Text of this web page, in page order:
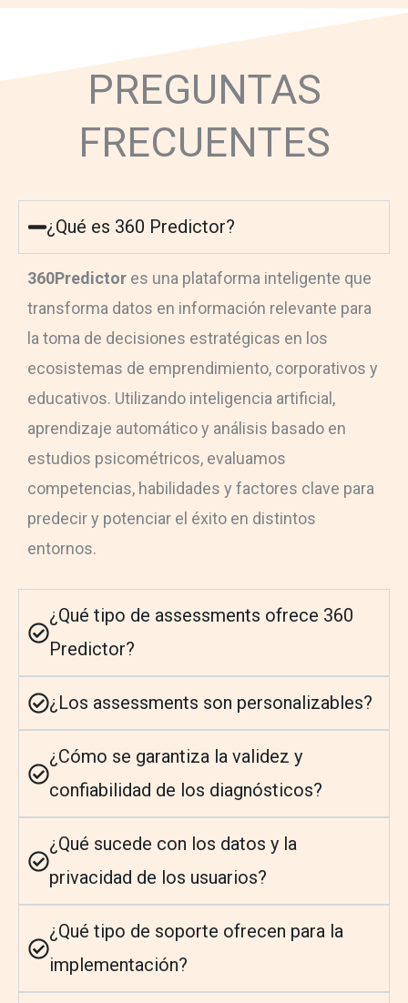
PREGUNTAS
FRECUENTES
¿Qué es 360 Predictor?
360Predictor es una plataforma inteligente que
transforma datos en información relevante para
la toma de decisiones estratégicas en los
ecosistemas de emprendimiento, corporativos y
educativos. Utilizando inteligencia artificial,
aprendizaje automático y análisis basado en
estudios psicométricos, evaluamos
competencias, habilidades y factores clave para
predecir y potenciar el éxito en distintos
entornos.
¿Qué tipo de assessments ofrece 360
Predictor?
¿Los assessments son personalizables?
¿Cómo se garantiza la validez y
confiabilidad de los diagnósticos?
¿Qué sucede con los datos y la
privacidad de los usuarios?
¿Qué tipo de soporte ofrecen para la
implementación?